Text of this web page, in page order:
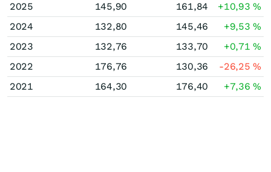
2025
145,90 161,84 +10,93%
2024
132,80 145,46 +9,53%
2023
132,76 133,70 +0,71%
2022
176,76 130,36 -26,25%
2021
164,30 176,40 +7,36%